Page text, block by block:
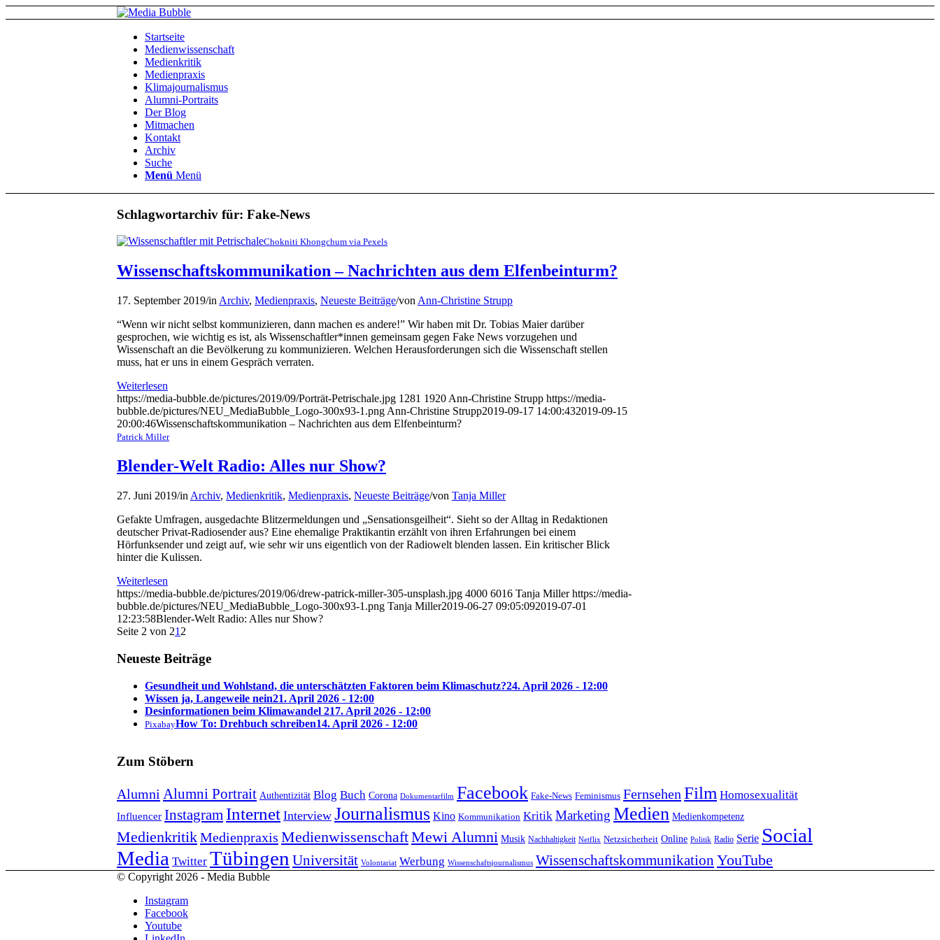
Startseite
Medienwissenschaft
Medienkritik
Medienpraxis
Klimajournalismus
Alumni-Portraits
Der Blog
Mitmachen
Kontakt
Archiv
Suche
Menü Menü
Schlagwortarchiv für: Fake-News
Chokniti Khongchum via Pexels
Wissenschaftskommunikation – Nachrichten aus dem Elfenbeinturm?
17. September 2019/in Archiv, Medienpraxis, Neueste Beiträge/von Ann-Christine Strupp
“Wenn wir nicht selbst kommunizieren, dann machen es andere!” Wir haben mit Dr. Tobias Maier darüber
gesprochen, wie wichtig es ist, als Wissenschaftler*innen gemeinsam gegen Fake News vorzugehen und
Wissenschaft an die Bevölkerung zu kommunizieren. Welchen Herausforderungen sich die Wissenschaft stellen
muss, hat er uns in einem Gespräch verraten.
Weiterlesen
https://media-bubble.de/pictures/2019/09/Porträt-Petrischale.jpg 1281 1920 Ann-Christine Strupp https://media-
bubble.de/pictures/NEU_MediaBubble_Logo-300x93-1.png Ann-Christine Strupp2019-09-17 14:00:432019-09-15
20:00:46Wissenschaftskommunikation – Nachrichten aus dem Elfenbeinturm?
Patrick Miller
Blender-Welt Radio: Alles nur Show?
27. Juni 2019/in Archiv, Medienkritik, Medienpraxis, Neueste Beiträge/von Tanja Miller
Gefakte Umfragen, ausgedachte Blitzermeldungen und „Sensationsgeilheit“. Sieht so der Alltag in Redaktionen
deutscher Privat-Radiosender aus? Eine ehemalige Praktikantin erzählt von ihren Erfahrungen bei einem
Hörfunksender und zeigt auf, wie sehr wir uns eigentlich von der Radiowelt blenden lassen. Ein kritischer Blick
hinter die Kulissen.
Weiterlesen
https://media-bubble.de/pictures/2019/06/drew-patrick-miller-305-unsplash.jpg 4000 6016 Tanja Miller https://media-
bubble.de/pictures/NEU_MediaBubble_Logo-300x93-1.png Tanja Miller2019-06-27 09:05:092019-07-01
12:23:58Blender-Welt Radio: Alles nur Show?
Seite 2 von 21 2
Neueste Beiträge
Gesundheit und Wohlstand, die unterschätzten Faktoren beim Klimaschutz?24. April 2026 - 12:00
Wissen ja, Langeweile nein21. April 2026 - 12:00
Desinformationen beim Klimawandel 217. April 2026 - 12:00
PixabayHow To: Drehbuch schreiben14. April 2026 - 12:00
Zum Stöbern
Alumni Alumni Portrait Authentizität Blog Buch Corona Dokumentarfilm Facebook Fake-News Feminismus Fernsehen Film Homosexualität
Influencer Instagram Internet Interview Journalismus Kino Kommunikation Kritik Marketing Medien Medienkompetenz
MedienkritikMedienpraxis MedienwissenschaftMewi Alumni Musik Nachhaltigkeit Netflix Netzsicherheit Online Politik Radio Serie Social
Media Twitter Tübingen Universität Volontariat Werbung Wissenschaftsjournalismus Wissenschaftskommunikation YouTube
© Copyright 2026 - Media Bubble
Instagram
Facebook
Youtube